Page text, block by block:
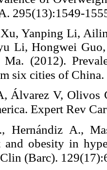
295(13):1549-
Yanping Li,
Li, Hongwei
Ma. (2012).
six cities of
Álvarez V, Olivos
Expert Rev
Hernándiz A.,
and obesity in
(Barc).